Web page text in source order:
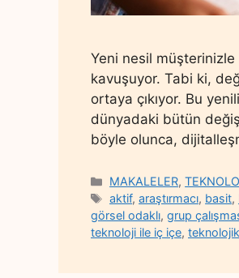
Yeni nesil müşterinizle
kavuşuyor. Tabi ki,
ortaya çıkıyor. Bu
dünyadaki bütün
böyle olunca,
Categories
MAKALELER,
Tags
aktif,araştırmacı, basit,
görsel odaklı, grup
teknoloji ile iç içe, teknolojik